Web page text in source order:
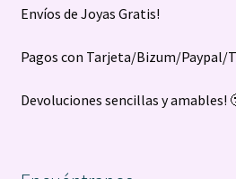
Envíos de Joyas Gratis!
Pagos con Tarjeta/Bizum/Paypal/
Devoluciones sencillas y amables!